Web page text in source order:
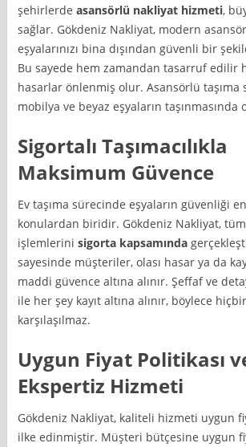
şehirlerdeasansörlü nakliyat hizmeti,
sağlar. Gökdeniz Nakliyat, modern
eşyalarınızı bina dışından güvenli bir
Bu sayede hem zamandan tasarruf edilir
hasarlar önlenmiş olur. Asansörlü taşıma
mobilya ve beyaz eşyaların
Sigortalı Taşımacılıkla
Maksimum Güvence
Ev taşıma sürecinde eşyaların güvenliği
konulardan biridir. Gökdeniz Nakliyat, tüm
işlemlerinisigorta kapsamında
sayesinde müşteriler, olası hasar ya da
maddi güvence altına alınır. Şeffaf ve
ile her şey kayıt altına alınır, böylece
karşılaşılmaz.
Uygun Fiyat Politikası
Ekspertiz Hizmeti
Gökdeniz Nakliyat, kaliteli hizmeti uygun
ilke edinmiştir. Müşteri bütçesine uygun